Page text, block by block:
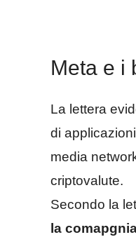
Meta e i
La lettera
di
media
criptovalute.
Secondo la
la